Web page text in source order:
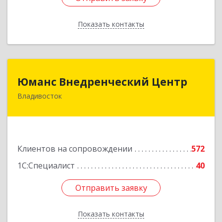
Показать контакты
Назад
Юманс Внедренческий Центр
Владивосток
Клиентов на сопровождении
572
1С:Специалист
40
Отправить заявку
Показать контакты
Юманс Внедренческий Центр
690014, Приморский край, Владивосток г,
Отправить заявку
Назад